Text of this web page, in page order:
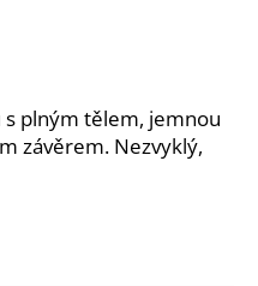
s plným tělem, jemnou
závěrem. Nezvyklý,